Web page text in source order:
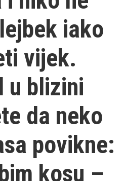
iako
vijek.
u blizini
da neko
povikne:
kosu –